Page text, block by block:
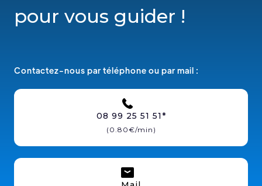
pour vous guider !
Contactez-nous par téléphone ou par mail :
08 99 25 51 51*
(0.80€/min)